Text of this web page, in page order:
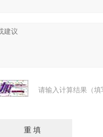
请输入计算结果（